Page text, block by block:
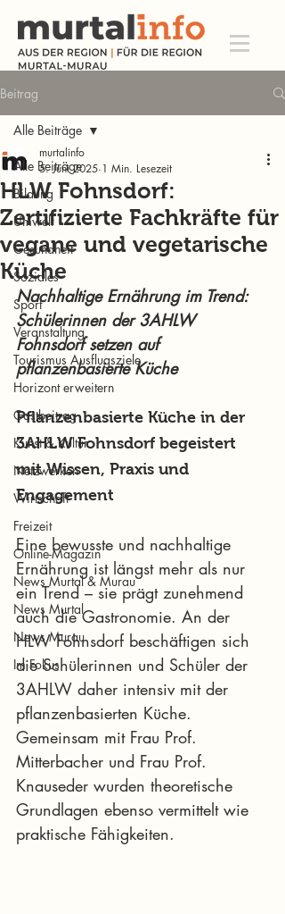
Beitrag
Alle Beiträge
Bildung
Umwelt
Gesundheit
Soziales
Sport
Veranstaltung
Tourismus Ausflugsziele
Horizont erweitern
Gastbeitrag
Kunst & Kultur
Netzwerken
Wirtschaft
Freizeit
Online-Magazin
News Murtal & Murau
News Murtal
News Murau
Im Fokus
Alle Beiträge
HLW Fohnsdorf:
Zertifizierte Fachkräfte für
vegane und vegetarische
Küche
murtalinfo
5. Juni 2025 1 Min. Lesezeit
Nachhaltige Ernährung im Trend:
Schülerinnen der 3AHLW
Fohnsdorf setzen auf
pflanzenbasierte Küche
Pflanzenbasierte Küche in der
3AHLW Fohnsdorf begeistert
mit Wissen, Praxis und
Engagement
Eine bewusste und nachhaltige
Ernährung ist längst mehr als nur
ein Trend – sie prägt zunehmend
auch die Gastronomie. An der
HLW Fohnsdorf beschäftigen sich
die Schülerinnen und Schüler der
3AHLW daher intensiv mit der
pflanzenbasierten Küche.
Gemeinsam mit Frau Prof.
Mitterbacher und Frau Prof.
Knauseder wurden theoretische
Grundlagen ebenso vermittelt wie
praktische Fähigkeiten.